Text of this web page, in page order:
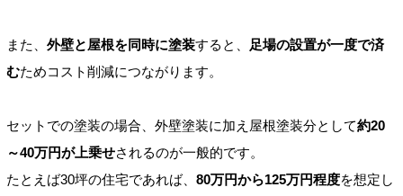
また、 外壁と屋根を同時に塗装すると、
足場の設置が一度で済
むためコスト削減につながります。
セットでの塗装の場合、外壁塗装に加え屋根塗装分として約20
～40万円が上乗せされるのが一般的です。
たとえば30坪の住宅であれば、 80万円から125万円程度を想定し